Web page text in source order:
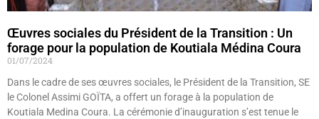
Œuvres sociales du Président de la Transition : Un
forage pour la population de Koutiala Médina Coura
01/07/2024
Dans le cadre de ses œuvres sociales, le Président de la Transition, SE
le Colonel Assimi GOÏTA, a offert un forage à la population de
Koutiala Medina Coura. La cérémonie d’inauguration s’est tenue le